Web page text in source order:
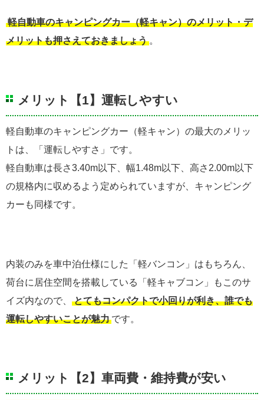
軽自動車のキャンピングカー（軽キャン）のメリット・デ
メリットも押さえておきましょう 。
メリット【1】運転しやすい
軽自動車のキャンピングカー（軽キャン）の最大のメリッ
トは、「運転しやすさ」です。
軽自動車は長さ3.40m以下、幅1.48m以下、高さ2.00m以下
の規格内に収めるよう定められていますが、キャンピング
カーも同様です。
内装のみを車中泊仕様にした「軽バンコン」はもちろん、
荷台に居住空間を搭載している「軽キャブコン」もこのサ
イズ内なので、
とてもコンパクトで小回りが利き、誰でも
運転しやすいことが魅力 です。
メリット【2】車両費・維持費が安い